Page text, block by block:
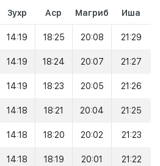
Зухр Аср Магриб Иша
14:19 18:25 20:08 21:29
14:19 18:24 20:07 21:27
14:19 18:23 20:05 21:26
14:18 18:21 20:04 21:25
14:18 18:20 20:02 21:23
14:18 18:19 20:01 21:22